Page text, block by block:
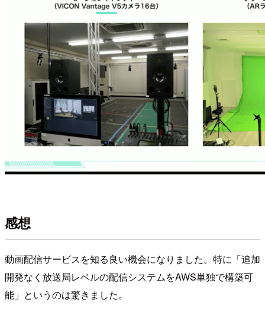
感想
動画配信サービスを知る良い機会になりました。特に「追加
開発なく放送局レベルの配信システムをAWS単独で構築可
能」というのは驚きました。